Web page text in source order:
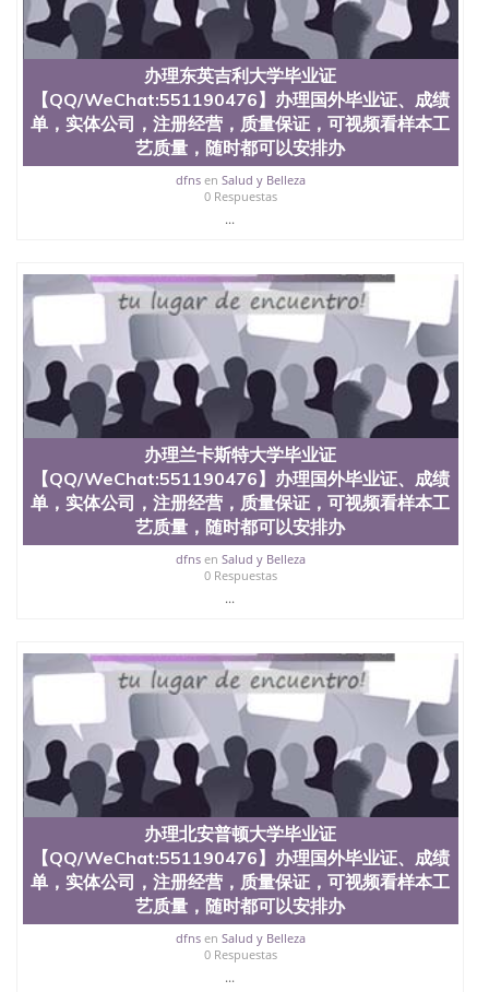
信息，给出操作方案； 2、补充毕业证成绩单等相关
材料； 3、留服注册申请账号，付定金； 4、预约递
交时间，公司人员陪同客户本人一起去留服递交材
料； 5、等待结果，完成结果书留服直接邮寄给客户
6、客户确认收到结果，付余款。 我们对海外大学及
学院的毕业证成绩单所使用的材料，尺寸大小，防伪
结构（包括：水印，阴影底纹，钢印LOGO烫金烫
银，LOGO烫金烫银复合重叠。 文字图案浮雕，激光
镭射，紫外荧光，温感，复印防伪）都有原版本文凭
对照。质量得到了广大海外客户群体的认可，同时和
海外学校留学中介， 同时能做到与时俱进，及时掌握
新信息， 能够在时间掌握的海外学历文凭的样版，尺
寸大小，纸张材质，防伪技术等等，并在时间收集到
原版实物，以求达到客户的需求。 我们的优势： 我
们在保证合理定价的同时，坚持较高性价比，通过品
质和效率不断优化，为您倾情诠释什么是高性价比。
咨询顾问：Sam q/微信:551190476 Q/微
信:551190476办理毕业证成绩单、教育部认证,录取通
知书，雅思，留学回国证明.
公司专业制作、办理、仿制、成绩单文凭、改成绩、
教育部学历学位认证、毕业证、成绩单、文凭、学历
文凭、假文凭假毕业证假学历书制作、假制作、办
理、仿制学位证书、毕业证文凭、文凭毕业证、毕业
证认证、留服认证、使馆认证、使馆证明、使馆留学
回国人员证明、留学生认证、学历认证、文凭认证学
位认证、留学生学历认证、留学生学位认证、英国文
凭学历、美国文凭学历、澳洲文凭学历、加拿大文凭
551190476 圣何塞州立大学毕业证（San Jose State
University）圣何塞州立大学毕业证（San Jose State
University）圣何塞州立大学毕业证（San Jose State
University）圣何塞州立大学成绩单（San Jose State
University）圣何塞州立大学成绩单（ San Jose State
University）圣何塞州立大学成绩单（San Jose State
University）成绩单圣何塞州立大学文凭（San Jose
State University）圣何塞州立大学（San Jose State
University）圣何塞州立大学（San Jose State
University）圣何塞州立大学（ San Jose State
University）圣何塞州立大学（San Jose State
University）圣何塞州立大学文凭（San Jose State
University）圣何塞州立大学文凭（San Jose State
University）文凭圣何塞州立大学文凭（San Jose
State University）圣何塞州立大学学历（ San Jose
State University）圣何塞州立大学学历（San Jose
State University）圣何塞州立大学学历（San Jose
办理东英吉利大学毕业证
【QQ/WeChat:551190476】办理国外毕业证、成绩
单，实体公司，注册经营，质量保证，可视频看样本工
艺质量，随时都可以安排办
dfnsen Salud y Belleza
0 Respuestas
...
办理兰卡斯特大学毕业证
【QQ/WeChat:551190476】办理国外毕业证、成绩
单，实体公司，注册经营，质量保证，可视频看样本工
艺质量，随时都可以安排办
dfnsen Salud y Belleza
0 Respuestas
...
办理北安普顿大学毕业证
【QQ/WeChat:551190476】办理国外毕业证、成绩
单，实体公司，注册经营，质量保证，可视频看样本工
艺质量，随时都可以安排办
dfnsen Salud y Belleza
0 Respuestas
...